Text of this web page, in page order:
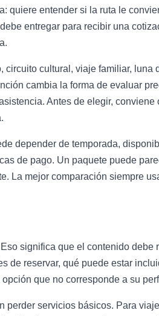
quiere entender si la ruta le
entregar para recibir una
cultural, viaje familiar, luna
cambia la forma de evaluar
Antes de elegir, conviene
depender de temporada,
de pago. Un paquete puede
La mejor comparación siempre
significa que el contenido debe
de reservar, qué puede estar
que no corresponde a su
perder servicios básicos. Para